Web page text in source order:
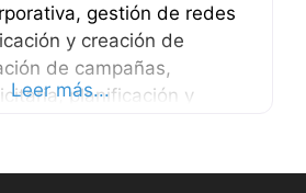
gestión de redes
y creación de
de campañas,
planificación y
Alea Comunicación
Leer más...